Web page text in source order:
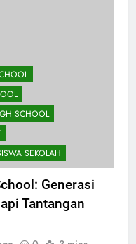
SCHOOL
SEKOLAH
Generasi
Tantangan